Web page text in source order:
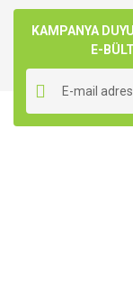
kullanarak
Görüş ve
Ürün resmi
Ürün
Ürün
Ürün fiyatı
KAMPANYA
E-